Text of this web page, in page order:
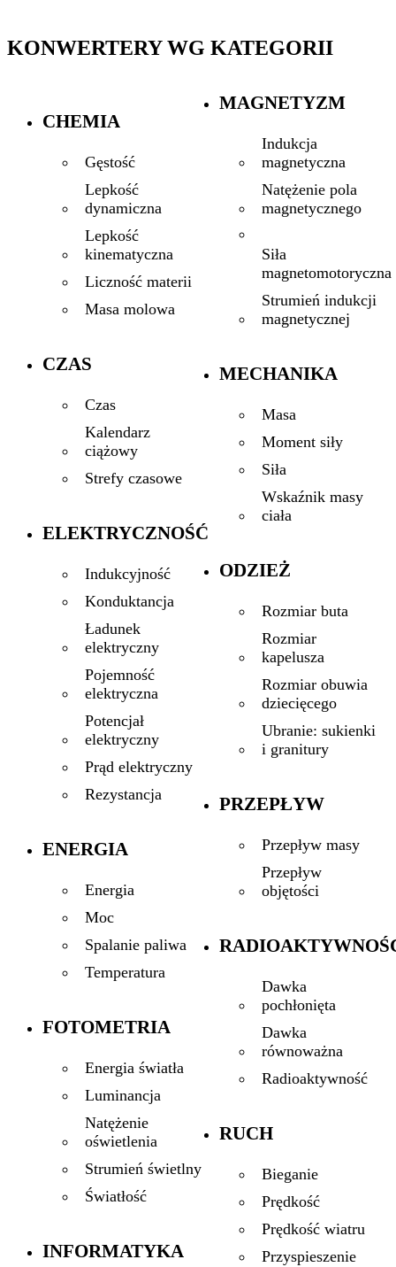
KONWERTERY WG KATEGORII
CHEMIA
Gęstość
Lepkość
dynamiczna
Lepkość
kinematyczna
Liczność materii
Masa molowa
CZAS
Czas
Kalendarz
ciążowy
Strefy czasowe
ELEKTRYCZNOŚĆ
Indukcyjność
Konduktancja
Ładunek
elektryczny
Pojemność
elektryczna
Potencjał
elektryczny
Prąd elektryczny
Rezystancja
ENERGIA
Energia
Moc
Spalanie paliwa
Temperatura
FOTOMETRIA
Energia światła
Luminancja
Natężenie
oświetlenia
Strumień świetlny
Światłość
INFORMATYKA
MAGNETYZM
Indukcja
magnetyczna
Natężenie pola
magnetycznego
Siła
magnetomotoryczna
Strumień indukcji
magnetycznej
MECHANIKA
Masa
Moment siły
Siła
Wskaźnik masy
ciała
ODZIEŻ
Rozmiar buta
Rozmiar
kapelusza
Rozmiar obuwia
dziecięcego
Ubranie: sukienki
i granitury
PRZEPŁYW
Przepływ masy
Przepływ
objętości
Dawka
pochłonięta
Dawka
równoważna
Radioaktywność
RUCH
Bieganie
Prędkość
Prędkość wiatru
Przyspieszenie